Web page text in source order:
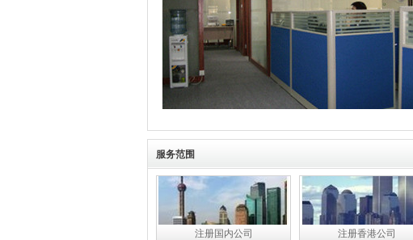
服务范围
注册国内公司 注册香港公司